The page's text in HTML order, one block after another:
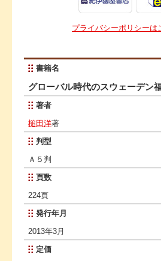
プライバシーポリシーは
書籍名
グローバル時代のスウェーデン
著者
槌田洋著
判型
Ａ５判
頁数
224頁
発行年月
2013年3月
定価